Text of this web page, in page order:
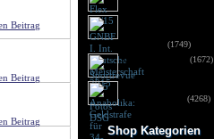
(1749)
Sportrevue 6/15 (1672)
für 34-Jährigen
(4268)
Shop Kategorien